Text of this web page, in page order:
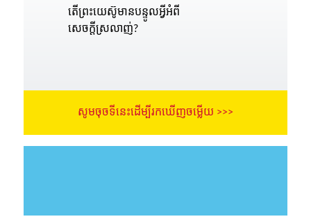
តើព្រះយេស៊ូមានបន្ទូលអ្វីអំពី
សេចក្តីស្រលាញ់?
សូមចុចទីនេះដើម្បីរកឃើញចម្លើយ >>>